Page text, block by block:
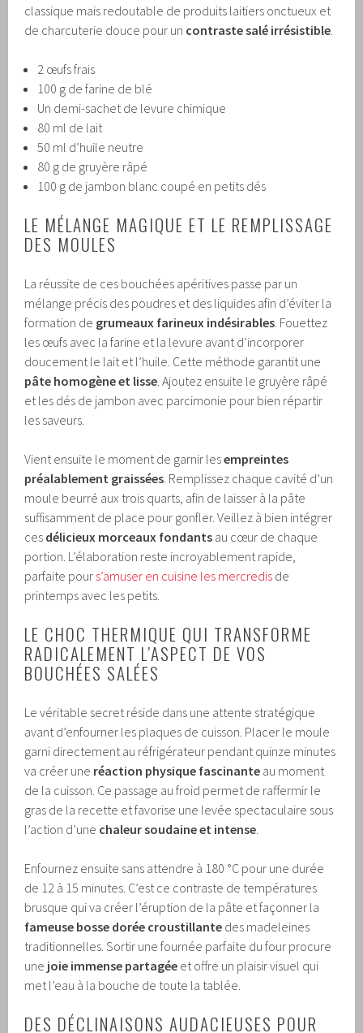
classique mais redoutable de produits laitiers onctueux et
de charcuterie douce pour un contraste salé irrésistible.
2 œufs frais
100 g de farine de blé
Un demi-sachet de levure chimique
80 ml de lait
50 ml d’huile neutre
80 g de gruyère râpé
100 g de jambon blanc coupé en petits dés
LE MÉLANGE MAGIQUE ET LE REMPLISSAGE
DES MOULES
La réussite de ces bouchées apéritives passe par un
mélange précis des poudres et des liquides afin d’éviter la
formation de grumeaux farineux indésirables. Fouettez
les œufs avec la farine et la levure avant d’incorporer
doucement le lait et l’huile. Cette méthode garantit une
pâte homogène et lisse. Ajoutez ensuite le gruyère râpé
et les dés de jambon avec parcimonie pour bien répartir
les saveurs.
Vient ensuite le moment de garnir lesempreintes
préalablement graissées. Remplissez chaque cavité d’un
moule beurré aux trois quarts, afin de laisser à la pâte
suffisamment de place pour gonfler. Veillez à bien intégrer
ces délicieux morceaux fondants au cœur de chaque
portion. L’élaboration reste incroyablement rapide,
parfaite pour s’amuser en cuisine les mercredis de
printemps avec les petits.
LE CHOC THERMIQUE QUI TRANSFORME
RADICALEMENT L’ASPECT DE VOS
BOUCHÉES SALÉES
Le véritable secret réside dans une attente stratégique
avant d’enfourner les plaques de cuisson. Placer le moule
garni directement au réfrigérateur pendant quinze minutes
va créer une réaction physique fascinante au moment
de la cuisson. Ce passage au froid permet de raffermir le
gras de la recette et favorise une levée spectaculaire sous
l’action d’une chaleur soudaine et intense.
Enfournez ensuite sans attendre à 180 °C pour une durée
de 12 à 15 minutes. C’est ce contraste de températures
brusque qui va créer l’éruption de la pâte et façonner la
fameuse bosse dorée croustillante des madeleines
traditionnelles. Sortir une fournée parfaite du four procure
une joie immense partagée et offre un plaisir visuel qui
met l’eau à la bouche de toute la tablée.
DES DÉCLINAISONS AUDACIEUSES POUR